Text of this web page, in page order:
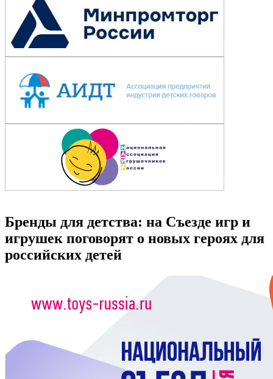
Бренды для детства: на Съезде игр и
игрушек поговорят о новых героях для
российских детей